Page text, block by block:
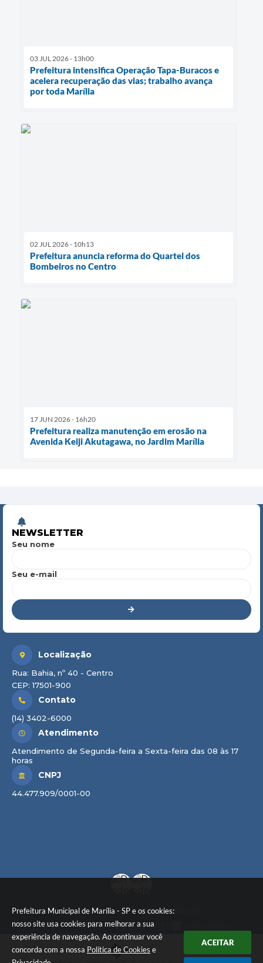
Prefeitura Municipal de Marília - SP e os cookies:
nosso site usa cookies para melhorar a sua
experiência de navegação. Ao continuar você
concorda com a nossa Política de Cookies e
ACEITAR
03 JUL 2026 - 13h00
Prefeitura intensifica Operação Tapa-Buracos e
acelera recuperação das vias; trabalho avança
por toda Marília
02 JUL 2026 - 10h13
Prefeitura anuncia reforma do Quartel dos
Bombeiros no Centro
17 JUN 2026 - 16h20
Prefeitura realiza manutenção em erosão na
Avenida Keiji Akutagawa, no Jardim Marília
NEWSLETTER
Seu nome
Seu e-mail
Localização
Rua: Bahia, nº 40 - Centro
CEP: 17501-900
Contato
(14) 3402-6000
Atendimento
Atendimento de Segunda-feira a Sexta-feira das 08 às 17
horas
CNPJ
44.477.909/0001-00
Versão do Sistema: 3.5.3 - 19/06/2026
Portal atualizado em:06/08/2026 17:17